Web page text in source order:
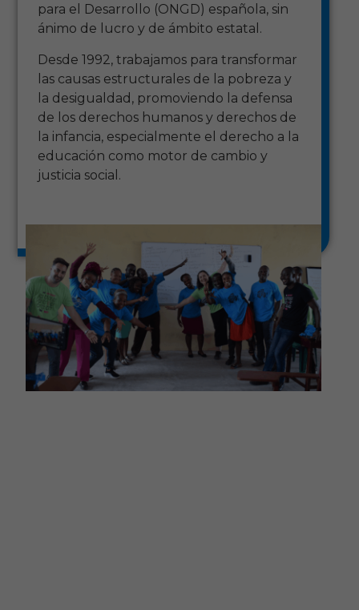
para el Desarrollo (ONGD) española, sin
ánimo de lucro y de ámbito estatal.
Desde 1992, trabajamos para transformar
las causas estructurales de la pobreza y
la desigualdad, promoviendo la defensa
de los derechos humanos y derechos de
la infancia, especialmente el derecho a la
educación como motor de cambio y
justicia social.